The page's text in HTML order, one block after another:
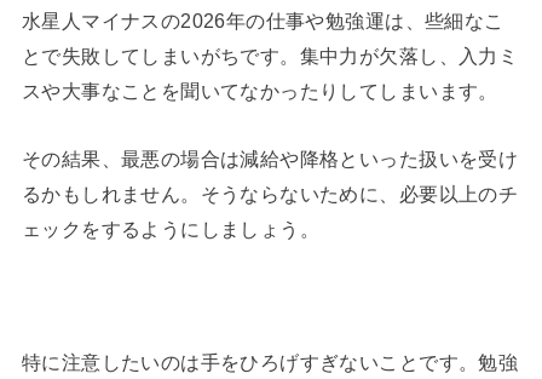
水星人マイナスの2026年の仕事や勉強運は、些細なこ
とで失敗してしまいがちです。集中力が欠落し、入力ミ
スや大事なことを聞いてなかったりしてしまいます。
その結果、最悪の場合は減給や降格といった扱いを受け
るかもしれません。そうならないために、必要以上のチ
ェックをするようにしましょう。
特に注意したいのは手をひろげすぎないことです。勉強